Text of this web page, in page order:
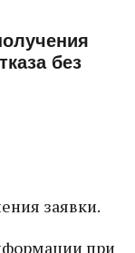
без
заявки.
при